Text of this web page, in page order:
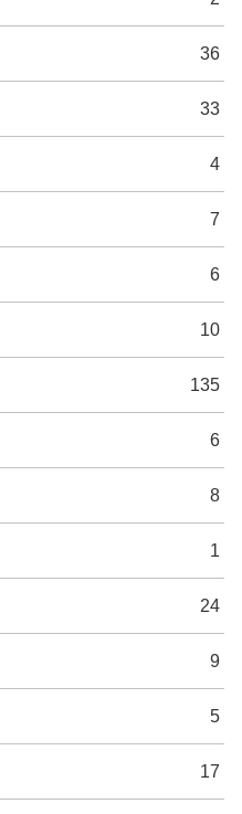
36
33
4
7
6
10
135
6
8
1
24
9
5
17